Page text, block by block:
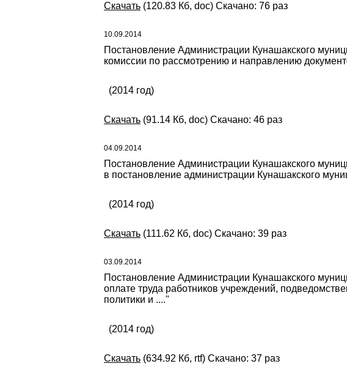
Скачать (120.83 Кб, doc) Скачано: 76 раз
10.09.2014
Постановление Администрации Кунашакского
комиссии по рассмотрению и направлению
(2014 год)
Скачать (91.14 Кб, doc) Скачано: 46 раз
04.09.2014
Постановление Администрации Кунашакского
в постановление администрации Кунашакского
(2014 год)
Скачать (111.62 Кб, doc) Скачано: 39 раз
03.09.2014
Постановление Администрации Кунашакского
оплате труда работников учреждений,
политики и ...."
(2014 год)
Скачать (634.92 Кб, rtf) Скачано: 37 раз